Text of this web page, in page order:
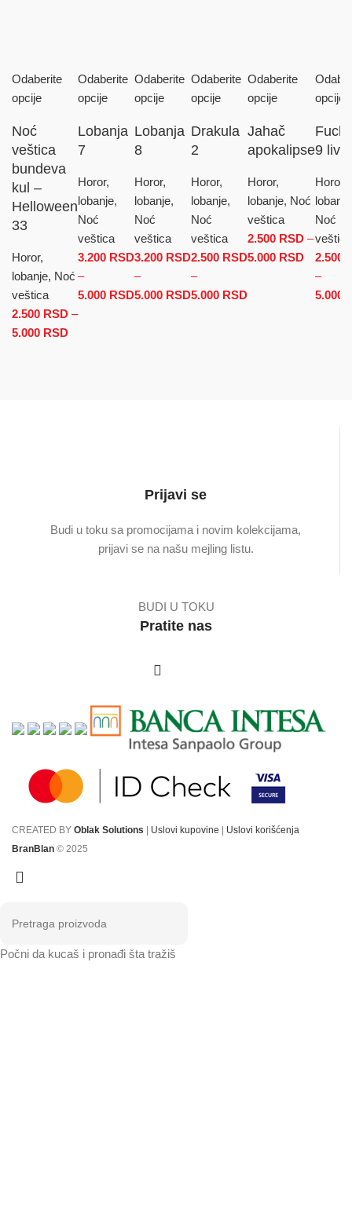
Odaberite
opcije
Noć
veštica
bundeva
kul –
Helloween
33
Horor,
lobanje, Noć
veštica
2.500 RSD –
5.000 RSD
Odaberite
opcije
Lobanja
7
Horor,
lobanje,
Noć
veštica
3.200 RSD
–
5.000 RSDRaspon cena: od 3.200 RSD do
Odaberite
opcije
Lobanja
8
Horor,
lobanje,
Noć
veštica
3.200 RSD
–
5.000 RSDRaspon cena: od 3.200 RSD
Odaberite
opcije
Drakula
2
Horor,
lobanje,
Noć
veštica
2.500 RSD
–
5.000 RSD Raspon cena: od
Odaberite
opcije
Jahač
apokalipse
Horor,
lobanje, Noć
veštica
2.500 RSD –
5.000 RSD Raspon
cena: od
2.500
opcije
9
Horor,
Noć
veštica
2.500
–
5.000
Prijavi se
Budi u toku sa promocijama i novim kolekcijama,
prijavi se na našu mejling listu.
BUDI U TOKU
Pratite nas
CREATED BY Oblak Solutions Uslovi kupovine
Uslovi korišćenja
BranBlan © 2025
Počni da kucaš i pronađi šta tražiš